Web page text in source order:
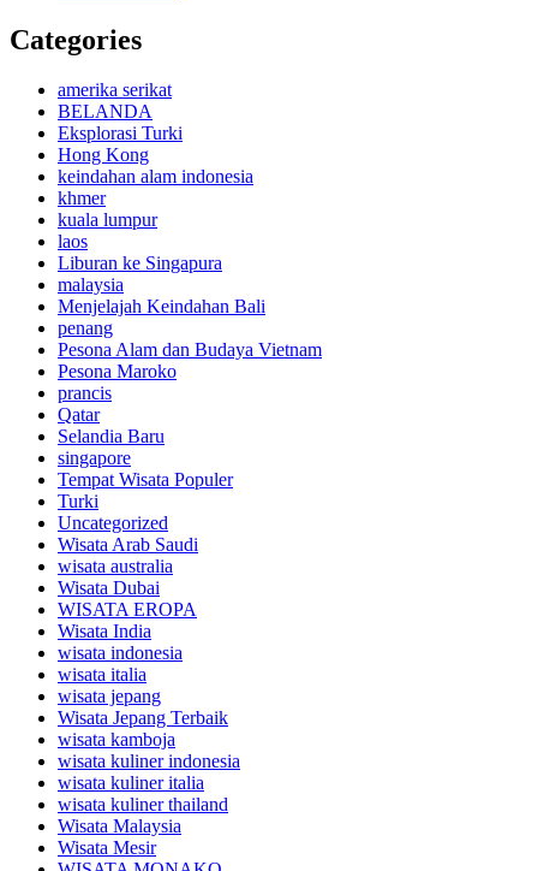
Categories
amerika serikat
BELANDA
Eksplorasi Turki
Hong Kong
keindahan alam indonesia
khmer
kuala lumpur
laos
Liburan ke Singapura
malaysia
Menjelajah Keindahan Bali
penang
Pesona Alam dan Budaya Vietnam
Pesona Maroko
prancis
Qatar
Selandia Baru
singapore
Tempat Wisata Populer
Turki
Uncategorized
Wisata Arab Saudi
wisata australia
Wisata Dubai
WISATA EROPA
Wisata India
wisata indonesia
wisata italia
wisata jepang
Wisata Jepang Terbaik
wisata kamboja
wisata kuliner indonesia
wisata kuliner italia
wisata kuliner thailand
Wisata Malaysia
Wisata Mesir